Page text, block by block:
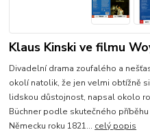
Klaus Kinski ve filmu
Divadelní drama zoufalého a
okolí natolik, že jen velmi obtížně
lidskou důstojnost, napsal okolo
Büchner podle skutečného příběhu
Německu roku 1821... celý popis